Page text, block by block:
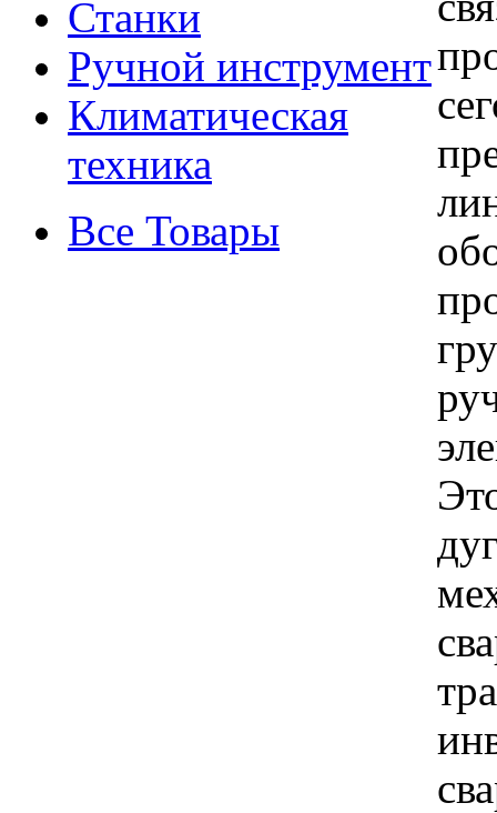
Станки
Ручной инструмент
Климатическая
техника
Все Товары